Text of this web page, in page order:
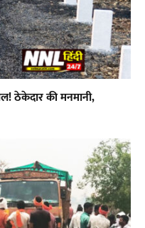
ठेकेदार की मनमानी,